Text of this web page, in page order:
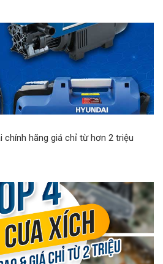
chính hãng giá chỉ từ hơn 2 triệu